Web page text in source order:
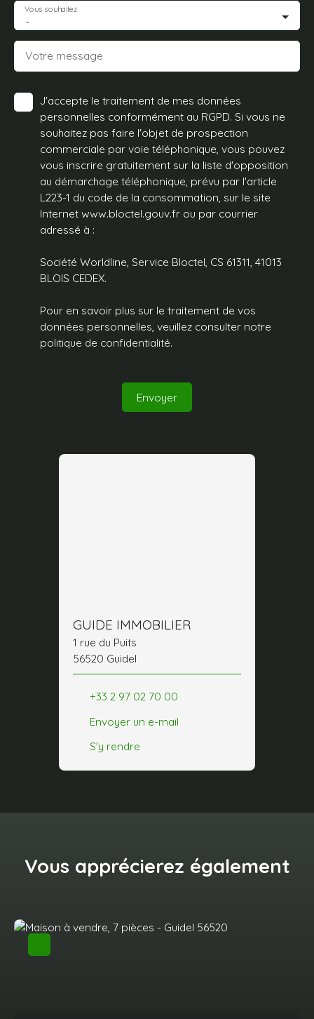
-
Vous souhaitez
Votre message
J'accepte le traitement de mes données
personnelles conformément au RGPD. Si vous ne
souhaitez pas faire l'objet de prospection
commerciale par voie téléphonique, vous pouvez
vous inscrire gratuitement sur la liste d'opposition
au démarchage téléphonique, prévu par l'article
L223-1 du code de la consommation, sur le site
Internet www.bloctel.gouv.fr ou par courrier
adressé à :
Société Worldline, Service Bloctel, CS 61311, 41013
BLOIS CEDEX.
Pour en savoir plus sur le traitement de vos
données personnelles, veuillez consulter notre
politique de confidentialité.
Envoyer
GUIDE IMMOBILIER
1 rue du Puits
56520 Guidel
+33 2 97 02 70 00
Envoyer un e-mail
S'y rendre
Vous apprécierez également